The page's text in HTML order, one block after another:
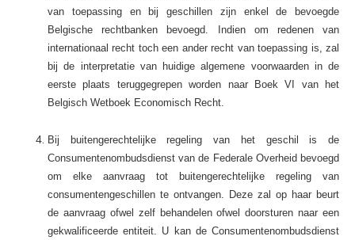
van toepassing en bij geschillen zijn enkel de bevoegde
Belgische rechtbanken bevoegd. Indien om redenen van
internationaal recht toch een ander recht van toepassing is, zal
bij de interpretatie van huidige algemene voorwaarden in de
eerste plaats teruggegrepen worden naar Boek VI van het
Belgisch Wetboek Economisch Recht.
Bij buitengerechtelijke regeling van het geschil is de
Consumentenombudsdienst van de Federale Overheid bevoegd
om elke aanvraag tot buitengerechtelijke regeling van
consumentengeschillen te ontvangen. Deze zal op haar beurt
de aanvraag ofwel zelf behandelen ofwel doorsturen naar een
gekwalificeerde entiteit. U kan de Consumentenombudsdienst